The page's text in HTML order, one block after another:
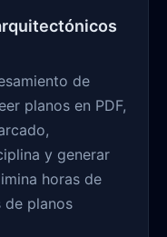
de
planos en PDF,
y generar
horas de
de planos